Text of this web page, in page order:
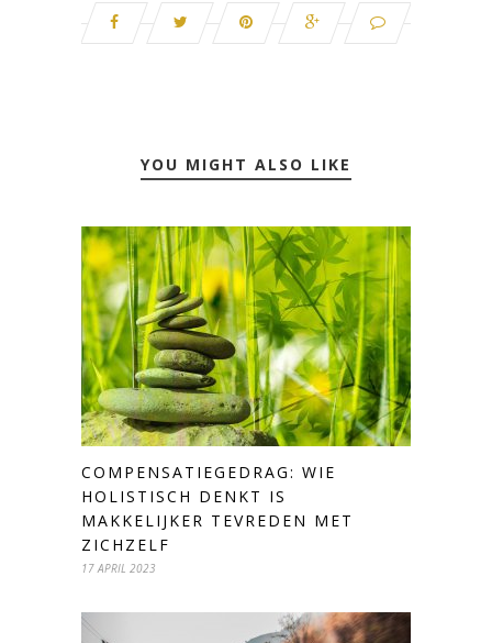
YOU MIGHT ALSO LIKE
COMPENSATIEGEDRAG: WIE
HOLISTISCH DENKT IS
MAKKELIJKER TEVREDEN MET
ZICHZELF
17 APRIL 2023